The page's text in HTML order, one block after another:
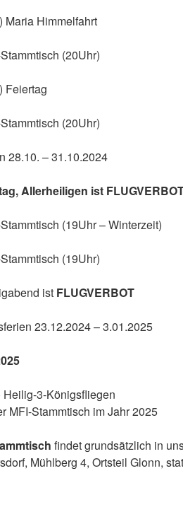
Maria Himmelfahrt
(20Uhr)
Feiertag
(20Uhr)
28.10. – 31.10.2024
Allerheiligen ist
(19Uhr – Winterzeit)
(19Uhr)
ist FLUGVERBOT
23.12.2024 – 3.01.2025
Heilig-3-Königsfliegen
MFI-Stammtisch im Jahr 2025
findet grundsätzlich in
Mühlberg 4, Ortsteil Glonn,